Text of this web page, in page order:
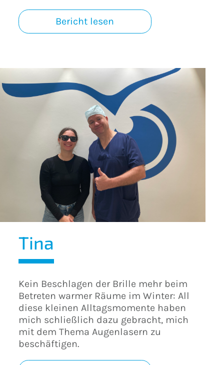
Bericht lesen
Tina
Kein Beschlagen der Brille mehr beim
Betreten warmer Räume im Winter: All
diese kleinen Alltagsmomente haben
mich schließlich dazu gebracht, mich
mit dem Thema Augenlasern zu
beschäftigen.